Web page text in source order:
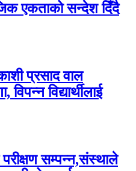
एकताको सन्देश दिँदै
प्रसाद वाल
विद्यार्थीलाई
सम्पन्न,संस्थाले